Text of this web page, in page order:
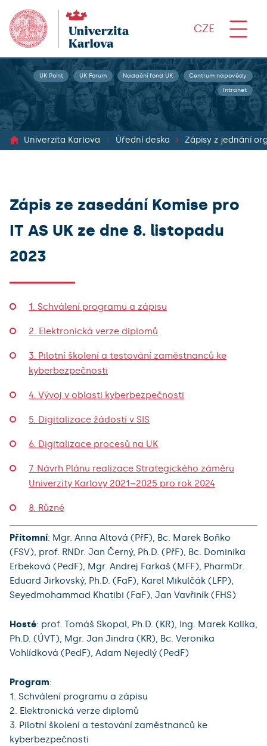
CZE
UK Point UK Forum Nadační fond UK Centrum nápovědy
Intranet
Univerzita Karlova Úřední deska
Zápis ze zasedání Komise pro
IT AS UK ze dne 8. listopadu
2023
1. Schválení programu a zápisu
2. Elektronická verze diplomů
3. Pilotní školení a testování zaměstnanců ke
kyberbezpečnosti
4. Vývoj v oblasti kyberbezpečnosti
5. Digitalizace žádostí v SIS
6. Digitalizace procesů na UK
7. Návrh Plánu realizace Strategického záměru
Univerzity Karlovy 2021–2025 pro rok 2024
8. Různé
Přítomní: Mgr. Anna Altová (PřF), Bc. Marek Boňko
(FSV), prof. RNDr. Jan Černý, Ph.D. (PřF), Bc. Dominika
Erbeková (PedF), Mgr. Andrej Farkaš (MFF), PharmDr.
Eduard Jirkovský, Ph.D. (FaF), Karel Mikulčák (LFP),
Seyedmohammad Khatibi (FaF), Jan Vavřiník (FHS)
Hosté: prof. Tomáš Skopal, Ph.D. (KR), Ing. Marek Kalika,
Ph.D. (ÚVT), Mgr. Jan Jindra (KR), Bc. Veronika
Vohlídková (PedF), Adam Nejedlý (PedF)
Program:
1. Schválení programu a zápisu
2. Elektronická verze diplomů
3. Pilotní školení a testování zaměstnanců ke
kyberbezpečnosti